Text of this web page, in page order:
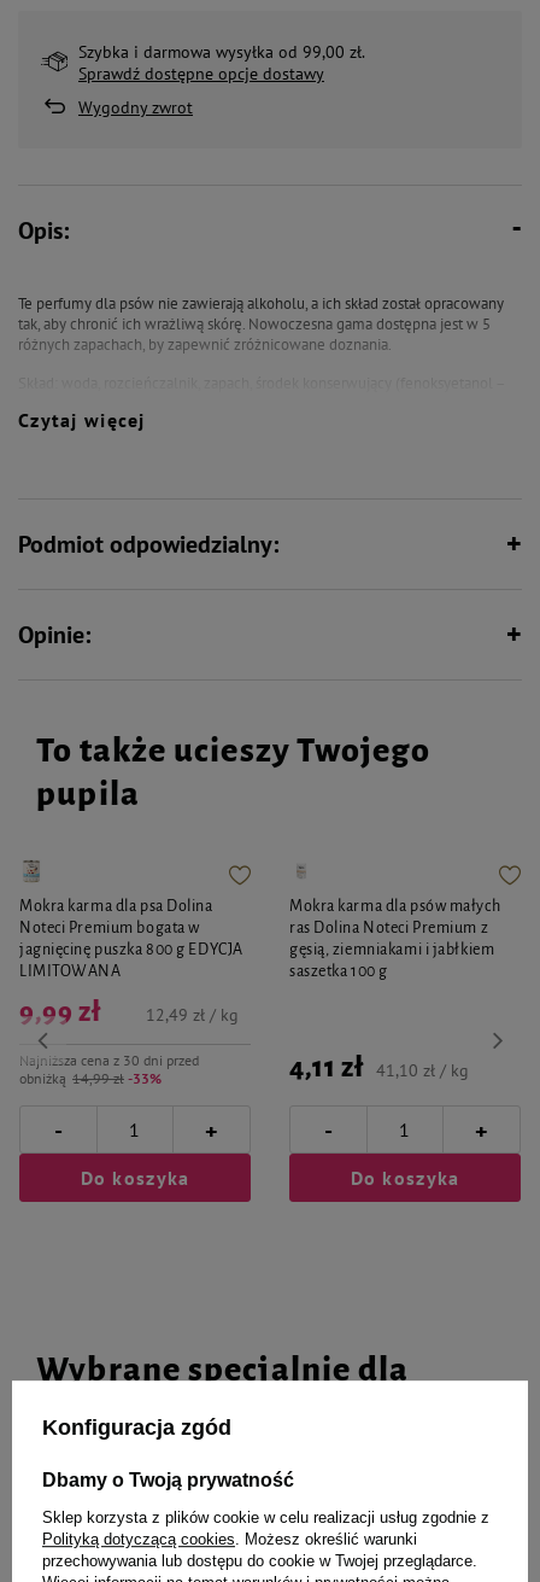
Szybka i darmowa wysyłka od 99,00 zł.
Sprawdź dostępne opcje dostawy
Wygodny zwrot
Opis:
Te perfumy dla psów nie zawierają alkoholu, a ich skład został opracowany
tak, aby chronić ich wrażliwą skórę. Nowoczesna gama dostępna jest w 5
różnych zapachach, by zapewnić zróżnicowane doznania.
Czytaj więcej
Podmiot odpowiedzialny:
Opinie:
To także ucieszy Twojego
pupila
Mokra karma dla psa Dolina
Noteci Premium bogata w
jagnięcinę puszka 800 g EDYCJA
LIMITOWANA
Najniższa cena z 30 dni przed
obniżką 14,99 zł -33%
9,99 zł 12,49 zł / kg
- +
Do koszyka
Mokra karma dla psów małych
ras Dolina Noteci Premium z
gęsią, ziemniakami i jabłkiem
saszetka 100 g
4,11 zł 41,10 zł / kg
- +
Do koszyka
Wybrane specjalnie dla
Ciebie i Twojego czworonoga
Karma mokra dla psa szczeniaka
Luger's Puppy's Time z wątróbką
z królika, szpinakiem i żurawiną
Karma mokra dla psa szczeniaka
Luger's Puppy's Time z
wołowiną, wątróbką z indyka i
Konfiguracja zgód
Dbamy o Twoją prywatność
Sklep korzysta z plików cookie w celu realizacji usług zgodnie z
Polityką dotyczącą cookies. Możesz określić warunki
przechowywania lub dostępu do cookie w Twojej przeglądarce.